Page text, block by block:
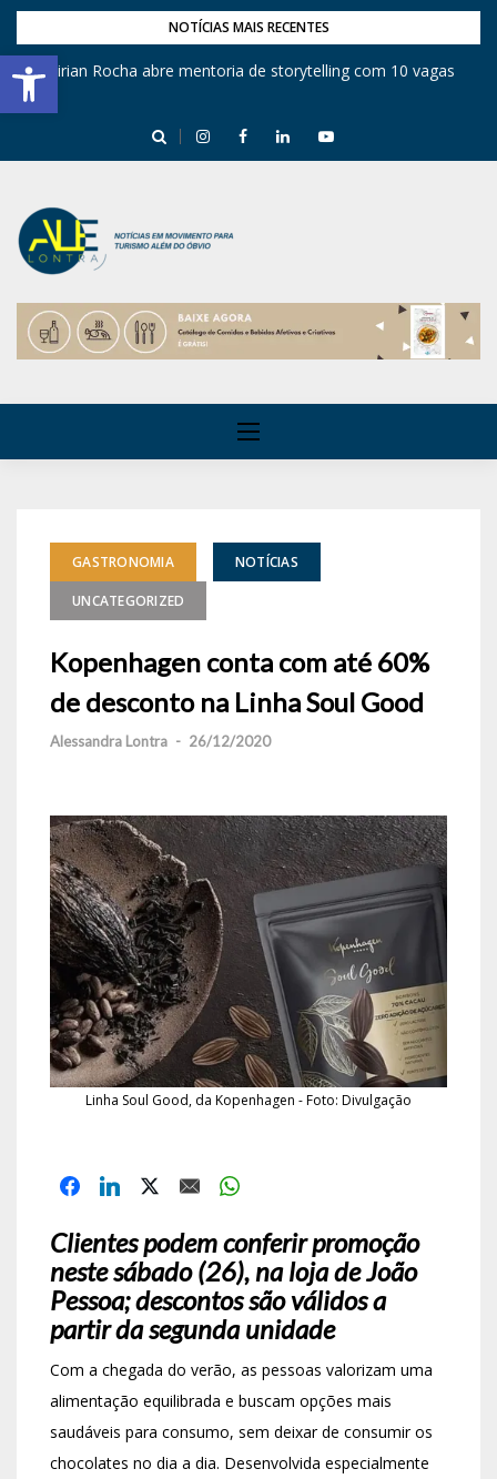
Barra de Ferramentas Aberta
NOTÍCIAS MAIS RECENTES
Mirian Rocha abre mentoria de storytelling com 10 vagas
GASTRONOMIA NOTÍCIAS
UNCATEGORIZED
Kopenhagen conta com até 60%
de desconto na Linha Soul Good
Alessandra Lontra - 26/12/2020
Linha Soul Good, da Kopenhagen - Foto: Divulgação
Clientes podem conferir promoção
neste sábado (26), na loja de João
Pessoa; descontos são válidos a
partir da segunda unidade
Com a chegada do verão, as pessoas valorizam uma
alimentação equilibrada e buscam opções mais
saudáveis para consumo, sem deixar de consumir os
chocolates no dia a dia. Desenvolvida especialmente